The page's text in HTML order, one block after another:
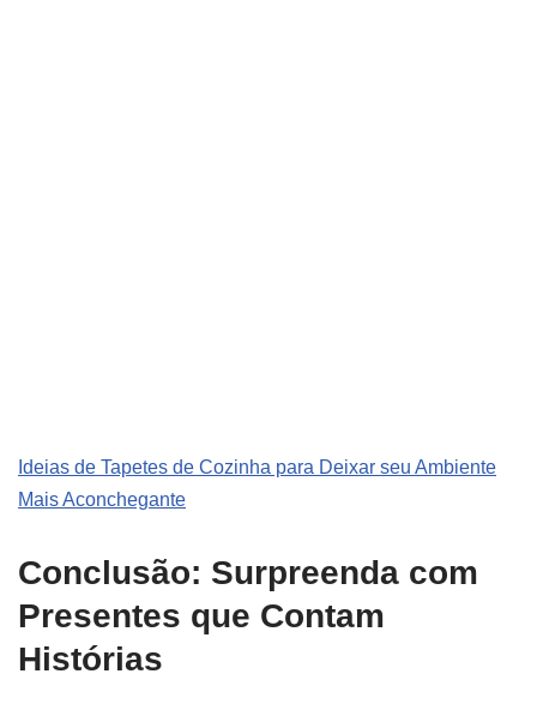
Ideias de Tapetes de Cozinha para Deixar seu Ambiente
Mais Aconchegante
Conclusão: Surpreenda com
Presentes que Contam
Histórias